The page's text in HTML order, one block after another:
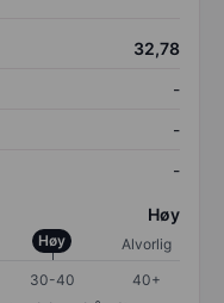
32,78
-
-
-
Høy
Høy
Alvorlig
30-40 40+